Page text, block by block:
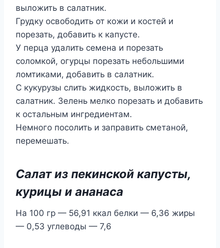
выложить в салатник.
Грудку освободить от кожи и костей и
порезать, добавить к капусте.
У перца удалить семена и порезать
соломкой, огурцы порезать небольшими
ломтиками, добавить в салатник.
С кукурузы слить жидкость, выложить в
салатник. Зелень мелко порезать и добавить
к остальным ингредиентам.
Немного посолить и заправить сметаной,
перемешать.
Салат из пекинской капусты,
курицы и ананаса
На 100 гр — 56,91 ккал белки — 6,36 жиры
— 0,53 углеводы — 7,6